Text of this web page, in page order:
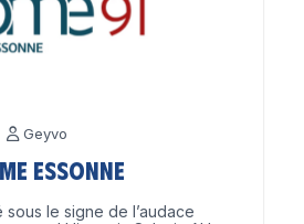
Geyvo
Essonne
le signe de l’audace